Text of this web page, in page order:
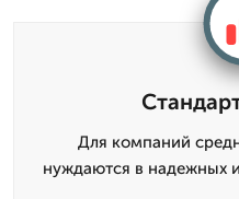
Для компаний
нуждаются в надежных